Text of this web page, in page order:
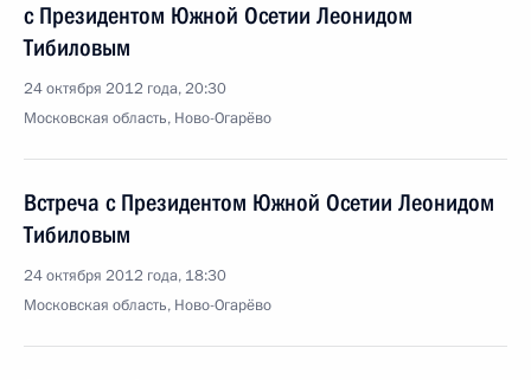
с Президентом Южной Осетии Леонидом
Тибиловым
24 октября 2012 года, 20:30
Московская область, Ново-Огарёво
Встреча с Президентом Южной Осетии Леонидом
Тибиловым
24 октября 2012 года, 18:30
Московская область, Ново-Огарёво